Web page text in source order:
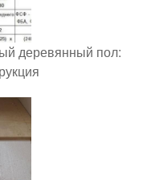
деревянный пол: